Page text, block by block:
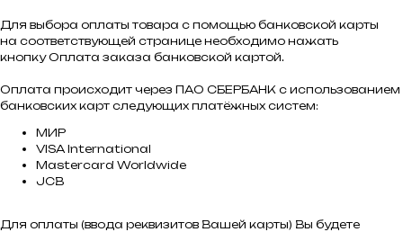
Для выбора оплаты товара с помощью банковской карты
на соответствующей странице необходимо нажать
кнопку Оплата заказа банковской картой.
Оплата происходит через ПАО СБЕРБАНК с использованием
банковских карт следующих платёжных систем:
МИР
VISA International
Mastercard Worldwide
JCB
Для оплаты (ввода реквизитов Вашей карты) Вы будете